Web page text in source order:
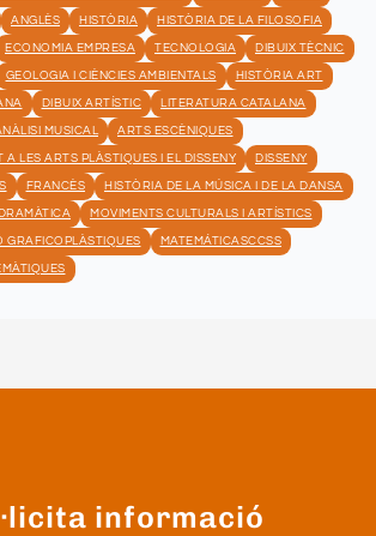
ANGLÈS HISTÒRIA HISTÒRIA DE LA FILOSOFIA
ECONOMIA EMPRESA TECNOLOGIA DIBUIX TÈCNIC
GEOLOGIA I CIÈNCIES AMBIENTALS HISTÒRIA ART
DIBUIX ARTÍSTIC LITERATURA CATALANA
MUSICAL ARTS ESCÈNIQUES
A LES ARTS PLÀSTIQUES I EL DISSENY DISSENY
FRANCÈS HISTÒRIA DE LA MÚSICA I DE LA DANSA
MOVIMENTS CULTURALS I ARTÍSTICS
GRAFICOPLÀSTIQUES MATEMÁTICASCCSS
informació